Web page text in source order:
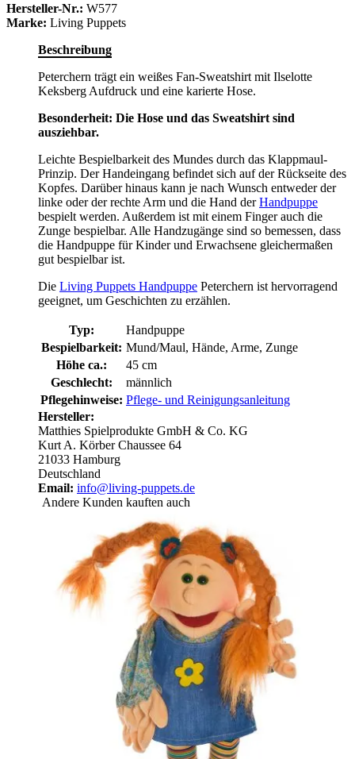
Hersteller-Nr.: W577
Marke: Living Puppets
Beschreibung
Peterchern trägt ein weißes Fan-Sweatshirt mit Ilselotte
Keksberg Aufdruck und eine karierte Hose.
Besonderheit: Die Hose und das Sweatshirt sind
ausziehbar.
Leichte Bespielbarkeit des Mundes durch das Klappmaul-
Prinzip. Der Handeingang befindet sich auf der Rückseite des
Kopfes. Darüber hinaus kann je nach Wunsch entweder der
linke oder der rechte Arm und die Hand derHandpuppe
bespielt werden. Außerdem ist mit einem Finger auch die
Zunge bespielbar. Alle Handzugänge sind so bemessen, dass
die Handpuppe für Kinder und Erwachsene gleichermaßen
gut bespielbar ist.
Die Living Puppets Handpuppe Peterchern ist hervorragend
geeignet, um Geschichten zu erzählen.
Typ:
Handpuppe
Bespielbarkeit: Mund/Maul, Hände, Arme, Zunge
Höhe ca.:
45 cm
Geschlecht:
männlich
Pflegehinweise: Pflege- und Reinigungsanleitung
Hersteller:
Matthies Spielprodukte GmbH & Co. KG
Kurt A. Körber Chaussee 64
21033 Hamburg
Deutschland
Email: info@living-puppets.de
Andere Kunden kauften auch